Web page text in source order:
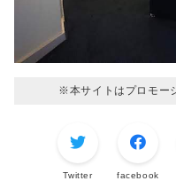
※本サイトはプロモー
Twitter facebook